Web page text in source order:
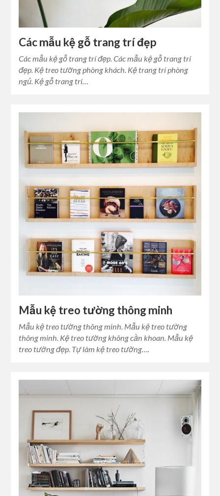
Các mẫu kệ gỗ trang trí đẹp
Các mẫu kệ gỗ trang trí đẹp. Các mẫu kệ gỗ trang trí
đẹp. Kệ treo tường phòng khách. Kệ trang trí phòng
ngủ. Kệ gỗ trang trí…
Mẫu kệ treo tường thông minh
Mẫu kệ treo tường thông minh. Mẫu kệ treo tường
thông minh. Kệ treo tường không cần khoan. Mẫu kệ
treo tường đẹp. Tự làm kệ treo tường….